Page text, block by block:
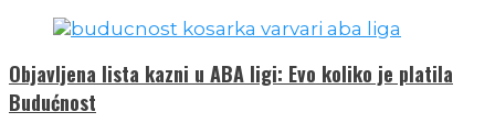
Objavljena lista kazni u ABA ligi: Evo koliko je platila
Budućnost